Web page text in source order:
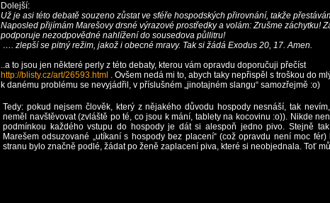
Dolejší:
Už je asi této debatě souzeno zůstat ve sféře hospodských přirovnání, takže
Naposled přijímám Marešovy drsné výrazové prostředky a volám: Zrušme záchytku!
podporuje nezodpovědné nahlížení do sousedova půllitru!
…. zlepší se pitný režim, jakož i obecné mravy. Tak si žádá Exodus 20, 17. Amen.
..a to jsou jen některé perly z této debaty, kterou vám opravdu doporučuji přečíst
http://blisty.cz/art/26593.html . Ovšem nedá mi to, abych taky nepřispěl s troškou do
k danému problému se nevyjádřil, v příslušném „jinotajném slangu“ samozřejmě :o)
Tedy: pokud nejsem člověk, který z nějakého důvodu hospody nesnáší, tak
neměl navštěvovat (zvláště po té, co jsou k mání, tablety na kocovinu :o)). Nikde
podmínkou každého vstupu do hospody je dát si alespoň jedno pivo. Stejně
Marešem odsuzované „utíkaní s hospody bez placení“ (což opravdu není moc
stranu bylo značně podlé, žádat po ženě zaplacení piva, které si neobjednala. Toť